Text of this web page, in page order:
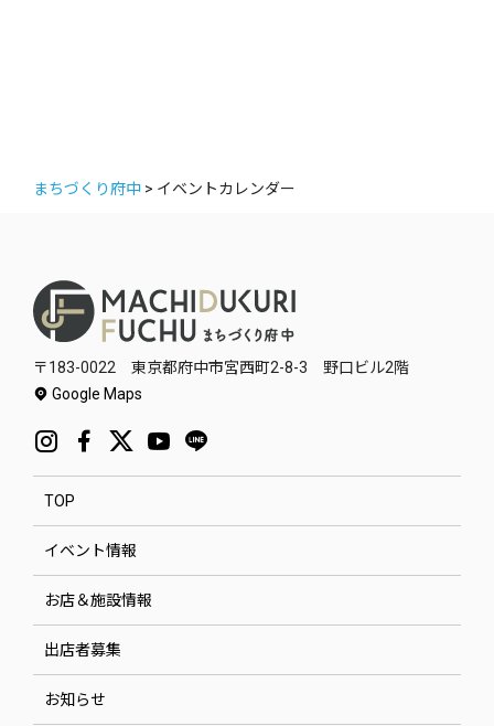
まちづくり府中 > イベントカレンダー
〒183-0022 東京都府中市宮西町2-8-3 野口ビル2階
Google Maps
TOP
イベント情報
お店＆施設情報
出店者募集
お知らせ